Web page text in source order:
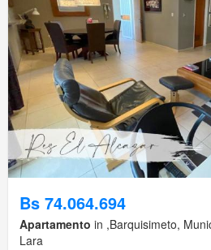
Bs 74.064.694
Apartamento in ,Barquisimeto,
Lara